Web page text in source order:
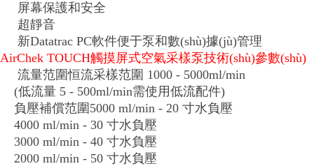
屏幕保護和安全
超靜音
新Datatrac PC軟件便于泵和數(shù)據(jù)管理
AirChek TOUCH觸摸屏式空氣采樣泵技術(shù)參數(shù)
流量范圍恒流采樣范圍 1000 - 5000ml/min
(低流量 5 - 500ml/min需使用低流配件)
負壓補償范圍5000 ml/min - 20 寸水負壓
4000 ml/min - 30 寸水負壓
3000 ml/min - 40 寸水負壓
2000 ml/min - 50 寸水負壓